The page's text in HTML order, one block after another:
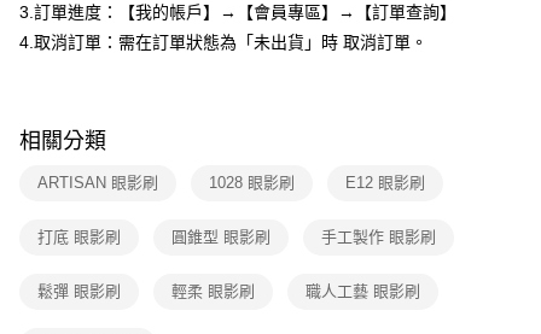
https://aftee.tw/terms/#terms3
３．未成年的使用者請事先徵得法定代理人或監護人之同意方可使用
「AFTEE先享後付」，若未經同意申辦者引起之損失，本公司不負相關責
請求用戶進行身份認證。
恩沛科技股份有限公司將有權停止該用戶之使用額度並採取法律行動。
3.訂單進度：【我的帳戶】→【會員專區】→【訂單查詢】
4.取消訂單：需在訂單狀態為「未出貨」時 取消訂單。
相關分類
ARTISAN 眼影刷 1028 眼影刷 E12 眼影刷
打底 眼影刷 圓錐型 眼影刷 手工製作 眼影刷
鬆彈 眼影刷 輕柔 眼影刷 職人工藝 眼影刷